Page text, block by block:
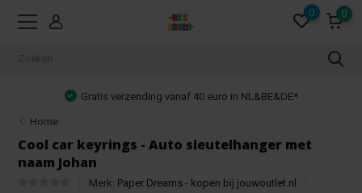
0 0
Gratis verzending vanaf 40 euro in NL&BE&DE*
Home
Cool car keyrings - Auto sleutelhanger met
naam Johan
Merk: Paper Dreams - kopen bij jouwoutlet.nl